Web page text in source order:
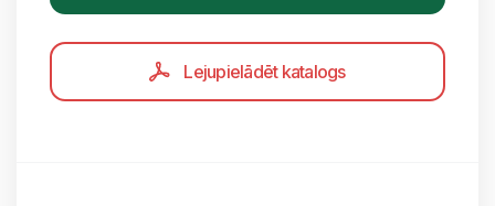
Lejupielādēt katalogs